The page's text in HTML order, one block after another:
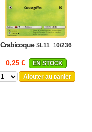
Crabicoque SL11_10/236
0,25 €
EN STOCK
Ajouter au panier